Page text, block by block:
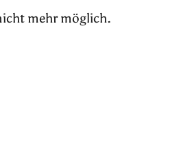
mehr möglich.